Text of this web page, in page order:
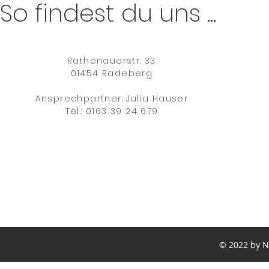
So findest du uns ...
Rathenauerstr. 33
01454 Radeberg
Ansprechpartner: Julia Hauser
Tel.: 0163 39 24 679
© 2022 by